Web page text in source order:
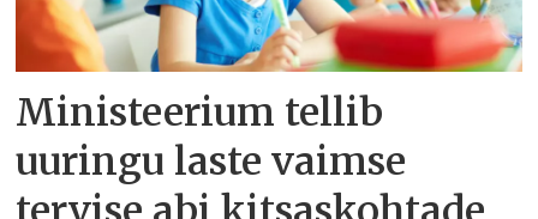
Ministeerium tellib
uuringu laste vaimse